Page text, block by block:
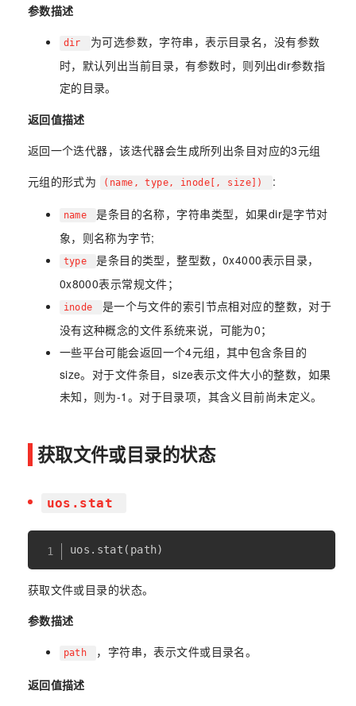
参数描述
dir
为可选参数，字符串，表示目录名，没有参数
时，默认列出当前目录，有参数时，则列出dir参数指
定的目录。
返回值描述
返回一个迭代器，该迭代器会生成所列出条目对应的3元组
元组的形式为
(name, type, inode[, size]) :
name
是条目的名称，字符串类型，如果dir是字节对
象，则名称为字节;
type
是条目的类型，整型数，0x4000表示目录，
0x8000表示常规文件；
inode
是一个与文件的索引节点相对应的整数，对于
没有这种概念的文件系统来说，可能为0；
一些平台可能会返回一个4元组，其中包含条目的
size。对于文件条目，size表示文件大小的整数，如果
未知，则为-1。对于目录项，其含义目前尚未定义。
获取文件或目录的状态
uos.stat
uos . stat ( path)
获取文件或目录的状态。
参数描述
path ，字符串，表示文件或目录名。
返回值描述